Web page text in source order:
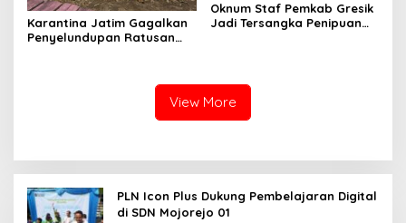
Karantina Jatim Gagalkan
Penyelundupan Ratusan
Oknum Staf Pemkab Gresik
Jadi Tersangka Penipuan
View More
PLN Icon Plus Dukung Pembelajaran Digital
di SDN Mojorejo 01